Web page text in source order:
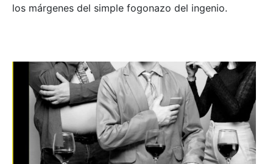
los márgenes del simple fogonazo del ingenio.